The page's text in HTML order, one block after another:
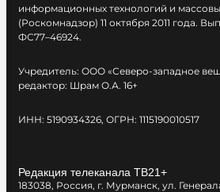
информационных технологий и
(Роскомнадзор) 11 октября 2011 года.
ФС77–46924.
Учредитель: ООО «Северо-западное
редактор: Шрам О.А. 16+
ИНН: 5190934326, ОГРН: 1115190010517
Редакция телеканала ТВ21+
183038, Россия, г. Мурманск, ул.